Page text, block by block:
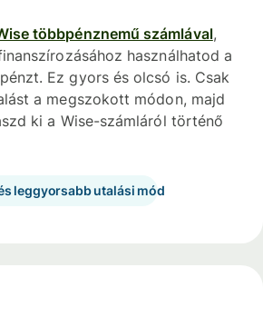
többpénznemű számlával,
használhatod a
Ez gyors és olcsó is. Csak
a megszokott módon, majd
ki a Wise-számláról történő
leggyorsabb utalási mód